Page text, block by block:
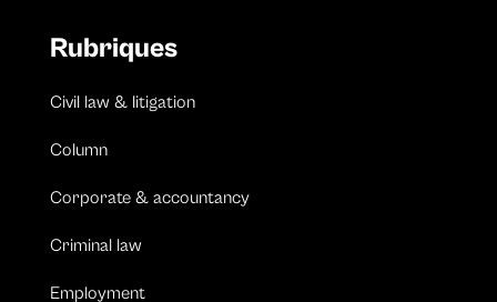
Rubriques
Civil law & litigation
Column
Corporate & accountancy
Criminal law
Employment